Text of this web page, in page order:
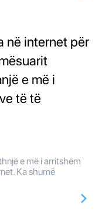
në internet për
e më i
të të
e më i arritshëm
Ka shumë